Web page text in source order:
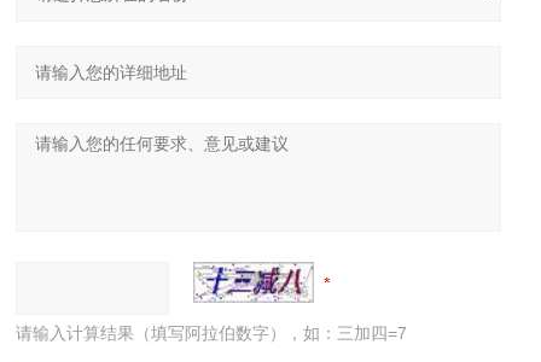
请输入计算结果（填写阿拉伯数字），如：三加四=7